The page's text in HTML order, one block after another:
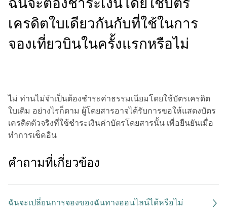
ฉันจะต้องชำระเงินโดยใช้บัตร
เครดิตใบเดียวกันกับที่ใช้ในการ
จองเที่ยวบินในครั้งแรกหรือไม่
ไม่ ท่านไม่จำเป็นต้องชำระค่าธรรมเนียมโดยใช้บัตรเครดิต
ใบเดิม อย่างไรก็ตาม ผู้โดยสารอาจได้รับการขอให้แสดงบัตร
เครดิตตัวจริงที่ใช้ชำระเงินค่าบัตรโดยสารนั้น เพื่อยืนยันเมื่อ
ทำการเช็คอิน
คําถามที่เกี่ยวข้อง
ฉันจะเปลี่ยนการจองของฉันทางออนไลน์ได้หรือไม่